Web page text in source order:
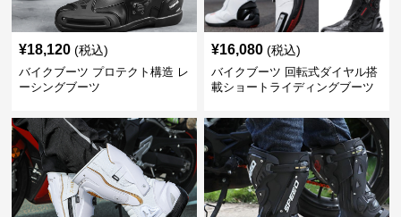
¥18,120 (税込)
バイクブーツ プロテクト構造 レ
ーシングブーツ
¥16,080 (税込)
バイクブーツ 回転式ダイヤル搭
載ショートライディングブーツ